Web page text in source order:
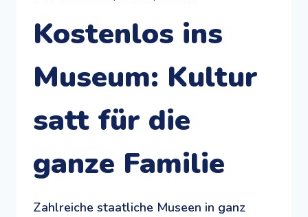
Kostenlos ins
Museum: Kultur
satt für die
ganze Familie
Zahlreiche staatliche Museen in ganz